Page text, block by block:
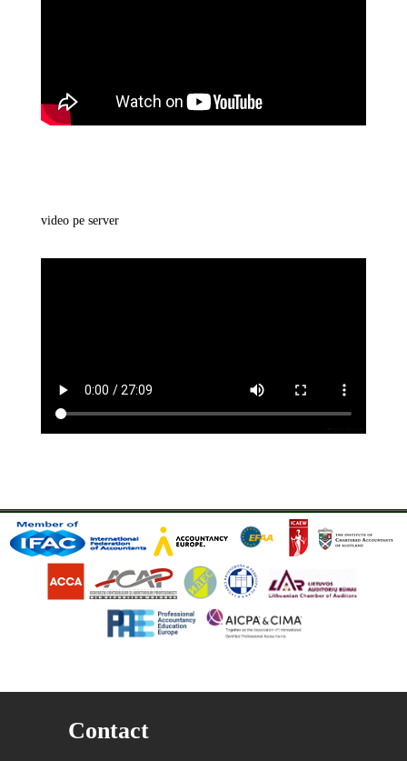
video pe server
Contact